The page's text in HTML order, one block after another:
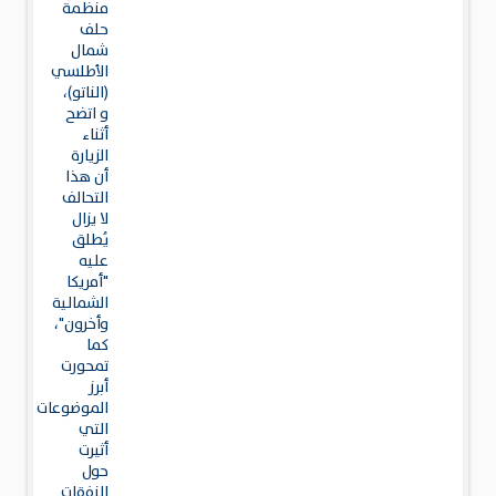
منظمة
حلف
شمال
الأطلسي
(الناتو)،
و اتضح
أثناء
الزيارة
أن هذا
التحالف
لا يزال
يُطلق
عليه
"أمريكا
الشمالية
وأخرون"،
كما
تمحورت
أبرز
الموضوعات
التي
أثيرت
حول